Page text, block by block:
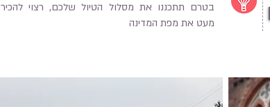
בטרם תתכננו את מסלול הטיול שלכם, רצוי להכיר
מעט את מפת המדינה